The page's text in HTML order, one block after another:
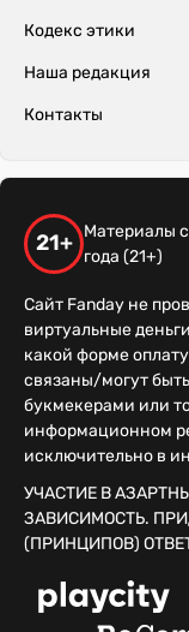
Кодекс этики
Наша редакция
Контакты
21+
Материалы
года (21+)
Сайт Fanday не
виртуальные
какой форме
связаны/могут
букмекерами или
информационном
исключительно в
УЧАСТИЕ В
ЗАВИСИМОСТЬ.
(ПРИНЦИПОВ)